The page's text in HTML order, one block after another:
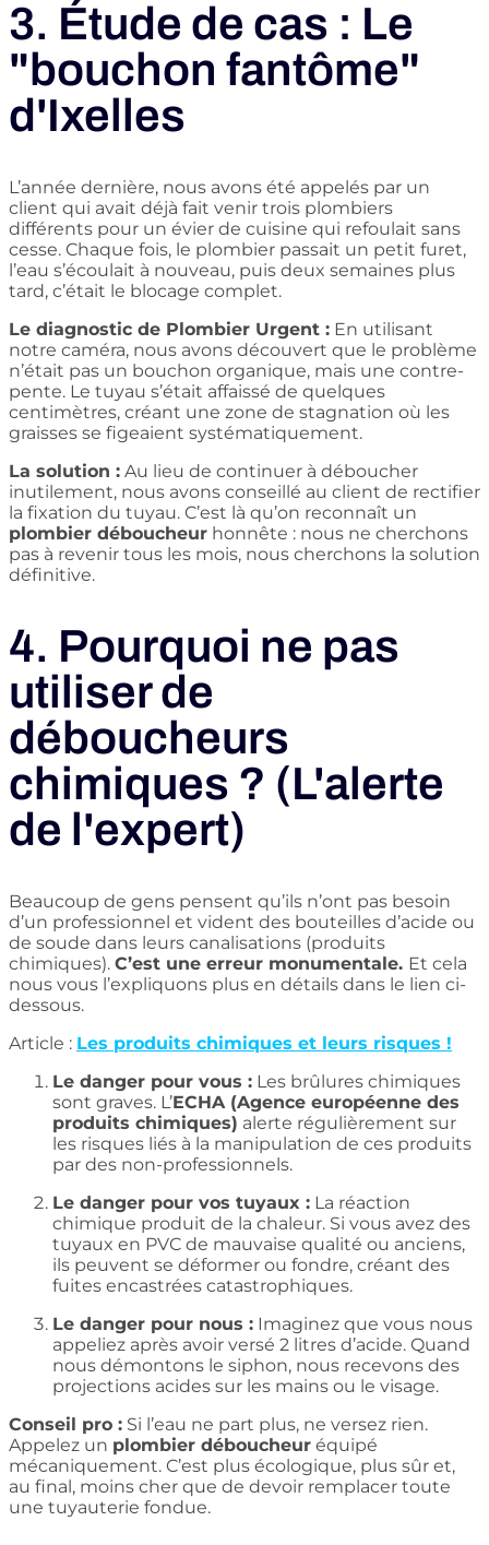
3. Étude de cas : Le
"bouchon fantôme"
d'Ixelles
L’année dernière, nous avons été appelés par un
client qui avait déjà fait venir trois plombiers
différents pour un évier de cuisine qui refoulait sans
cesse. Chaque fois, le plombier passait un petit furet,
l’eau s’écoulait à nouveau, puis deux semaines plus
tard, c’était le blocage complet.
Le diagnostic de Plombier Urgent : En utilisant
notre caméra, nous avons découvert que le problème
n’était pas un bouchon organique, mais une contre-
pente. Le tuyau s’était affaissé de quelques
centimètres, créant une zone de stagnation où les
graisses se figeaient systématiquement.
La solution : Au lieu de continuer à déboucher
inutilement, nous avons conseillé au client de rectifier
la fixation du tuyau. C’est là qu’on reconnaît un
plombier déboucheur honnête : nous ne cherchons
pas à revenir tous les mois, nous cherchons la solution
définitive.
4. Pourquoi ne pas
utiliser de
déboucheurs
chimiques ? (L'alerte
de l'expert)
Beaucoup de gens pensent qu’ils n’ont pas besoin
d’un professionnel et vident des bouteilles d’acide ou
de soude dans leurs canalisations (produits
chimiques). C’est une erreur monumentale. Et cela
nous vous l’expliquons plus en détails dans le lien ci-
dessous.
Article : Les produits chimiques et leurs risques !
Le danger pour vous : Les brûlures chimiques
sont graves. L’ECHA (Agence européenne des
produits chimiques) alerte régulièrement sur
les risques liés à la manipulation de ces produits
par des non-professionnels.
Le danger pour vos tuyaux : La réaction
chimique produit de la chaleur. Si vous avez des
tuyaux en PVC de mauvaise qualité ou anciens,
ils peuvent se déformer ou fondre, créant des
fuites encastrées catastrophiques.
Le danger pour nous : Imaginez que vous nous
appeliez après avoir versé 2 litres d’acide. Quand
nous démontons le siphon, nous recevons des
projections acides sur les mains ou le visage.
Conseil pro : Si l’eau ne part plus, ne versez rien.
Appelez un plombier déboucheur équipé
mécaniquement. C’est plus écologique, plus sûr et,
au final, moins cher que de devoir remplacer toute
une tuyauterie fondue.